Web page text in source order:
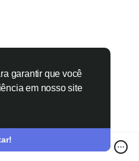
garantir que você
em nosso site